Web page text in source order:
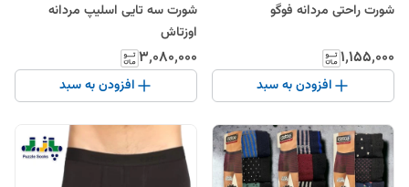
شورت راحتی مردانه فوگو
۱٬۱۵۵٬۰۰۰
افزودن به سبد
شورت سه تایی اسلیپ مردانه
اوزتاش
۳٬۰۸۰٬۰۰۰
افزودن به سبد